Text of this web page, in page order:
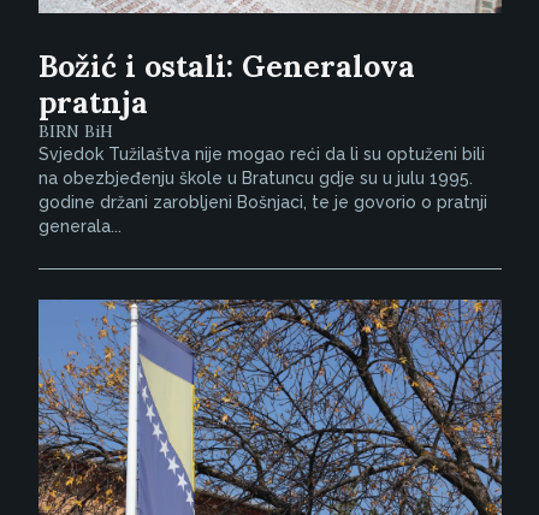
Božić i ostali: Generalova
pratnja
BIRN BiH
Svjedok Tužilaštva nije mogao reći da li su optuženi bili
na obezbjeđenju škole u Bratuncu gdje su u julu 1995.
godine držani zarobljeni Bošnjaci, te je govorio o pratnji
generala...